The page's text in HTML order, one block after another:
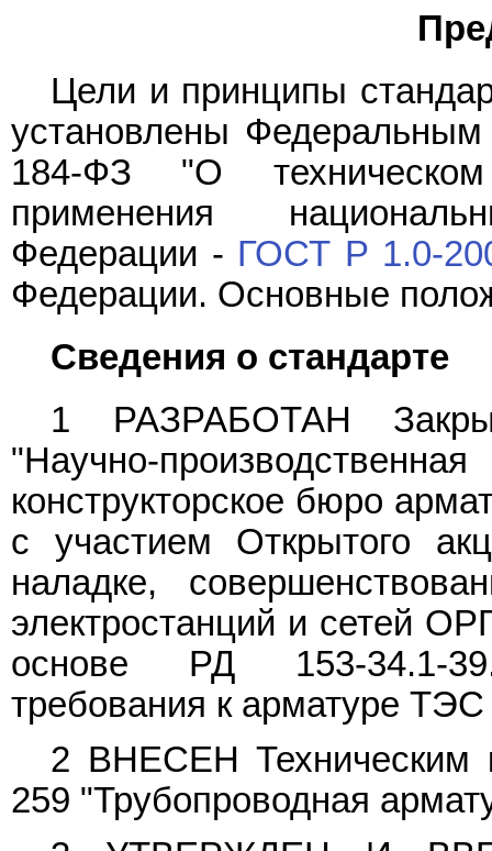
Цели и принципы
установлены
184-ФЗ "О
применения
Федерации - ГОСТ Р 1.0-
Федерации. Основные
Сведения о стандарте
1 РАЗРАБОТАН
"Научно-
конструкторское бюро
с участием Открытого
наладке,
электростанций и сетей
основе РД 153-34.1-
требования к арматуре
2 ВНЕСЕН Техническим
259 "Трубопроводная